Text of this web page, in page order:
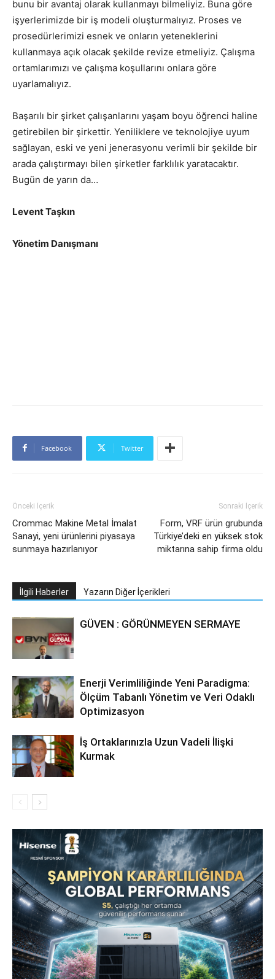
bunu bir avantaj olarak kullanmayı bilmeliyiz. Buna göre
işyerlerimizde bir iş modeli oluşturmalıyız. Proses ve
prosedürlerimizi esnek ve onların yeteneklerini
kullanmaya açık olacak şekilde revize etmeliyiz. Çalışma
ortamlarımızı ve çalışma koşullarını onlara göre
uyarlamalıyız.
Başarılı bir şirket çalışanlarını yaşam boyu öğrenci haline
getirebilen bir şirkettir. Yeniliklere ve teknolojiye uyum
sağlayan, eski ve yeni jenerasyonu verimli bir şekilde bir
arada çalıştırmayı bilen şirketler farklılık yaratacaktır.
Bugün de yarın da…
Levent Taşkın
Yönetim Danışmanı
Facebook Twitter
Önceki İçerik
Crommac Makine Metal İmalat
Sanayi, yeni ürünlerini piyasaya
sunmaya hazırlanıyor
Sonraki İçerik
Form, VRF ürün grubunda
Türkiye’deki en yüksek stok
miktarına sahip firma oldu
İlgili Haberler Yazarın Diğer İçerikleri
GÜVEN : GÖRÜNMEYEN SERMAYE
Enerji Verimliliğinde Yeni Paradigma:
Ölçüm Tabanlı Yönetim ve Veri Odaklı
Optimizasyon
İş Ortaklarınızla Uzun Vadeli İlişki
Kurmak